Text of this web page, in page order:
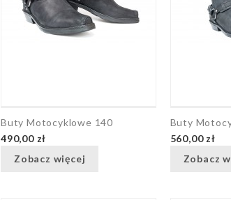
Buty Motocyklowe 140
490,00 zł
Zobacz więcej
Buty
560,00 zł
Zobacz